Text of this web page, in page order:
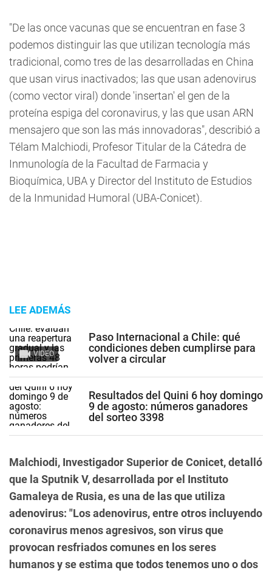
"De las once vacunas que se encuentran en fase 3
podemos distinguir las que utilizan tecnología más
tradicional, como tres de las desarrolladas en China
que usan virus inactivados; las que usan adenovirus
(como vector viral) donde 'insertan' el gen de la
proteína espiga del coronavirus, y las que usan ARN
mensajero que son las más innovadoras", describió a
Télam Malchiodi, Profesor Titular de la Cátedra de
Inmunología de la Facultad de Farmacia y
Bioquímica, UBA y Director del Instituto de Estudios
de la Inmunidad Humoral (UBA-Conicet).
LEE ADEMÁS
VIDEO
Paso Internacional a Chile: qué
condiciones deben cumplirse para
volver a circular
Resultados del Quini 6 hoy domingo
9 de agosto: números ganadores
del sorteo 3398
Malchiodi, Investigador Superior de Conicet, detalló
que la Sputnik V, desarrollada por el Instituto
Gamaleya de Rusia, es una de las que utiliza
adenovirus: "Los adenovirus, entre otros incluyendo
coronavirus menos agresivos, son virus que
provocan resfriados comunes en los seres
humanos y se estima que todos tenemos uno o dos